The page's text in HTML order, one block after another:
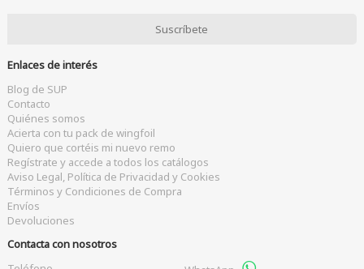
Enlaces de interés
Blog de SUP
Contacto
Quiénes somos
Acierta con tu pack de wingfoil
Quiero que cortéis mi nuevo remo
Regístrate y accede a todos los catálogos
Aviso Legal, Política de Privacidad y Cookies
Términos y Condiciones de Compra
Envíos
Devoluciones
Contacta con nosotros